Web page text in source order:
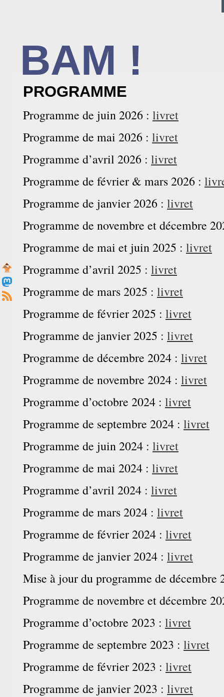
BAM !
PROGRAMME
Programme de juin 2026 : livret
Programme de mai 2026 : livret
Programme d’avril 2026 : livret
Programme de février & mars 2026 :
Programme de janvier 2026 : livret
Programme de novembre et décembre
Programme de mai et juin 2025 : livret
Programme d’avril 2025 : livret
Programme de mars 2025 : livret
Programme de février 2025 : livret
Programme de janvier 2025 : livret
Programme de décembre 2024 : livret
Programme de novembre 2024 : livret
Programme d’octobre 2024 : livret
Programme de septembre 2024 : livret
Programme de juin 2024 : livret
Programme de mai 2024 : livret
Programme d’avril 2024 : livret
Programme de mars 2024 : livret
Programme de février 2024 : livret
Programme de janvier 2024 : livret
Mise à jour du programme de décembre
Programme de novembre et décembre
Programme d’octobre 2023 : livret
Programme de septembre 2023 : livret
Programme de février 2023 : livret
Programme de janvier 2023 : livret